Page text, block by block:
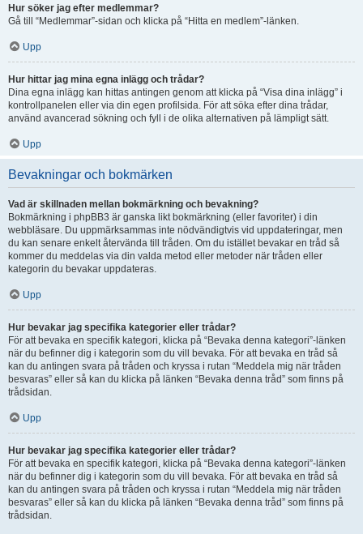
Hur söker jag efter medlemmar?
Gå till “Medlemmar”-sidan och klicka på “Hitta en medlem”-länken.
Upp
Hur hittar jag mina egna inlägg och trådar?
Dina egna inlägg kan hittas antingen genom att klicka på “Visa dina inlägg” i
kontrollpanelen eller via din egen profilsida. För att söka efter dina trådar,
använd avancerad sökning och fyll i de olika alternativen på lämpligt sätt.
Upp
Bevakningar och bokmärken
Vad är skillnaden mellan bokmärkning och bevakning?
Bokmärkning i phpBB3 är ganska likt bokmärkning (eller favoriter) i din
webbläsare. Du uppmärksammas inte nödvändigtvis vid uppdateringar, men
du kan senare enkelt återvända till tråden. Om du istället bevakar en tråd så
kommer du meddelas via din valda metod eller metoder när tråden eller
kategorin du bevakar uppdateras.
Upp
Hur bevakar jag specifika kategorier eller trådar?
För att bevaka en specifik kategori, klicka på “Bevaka denna kategori”-länken
när du befinner dig i kategorin som du vill bevaka. För att bevaka en tråd så
kan du antingen svara på tråden och kryssa i rutan “Meddela mig när tråden
besvaras” eller så kan du klicka på länken “Bevaka denna tråd” som finns på
trådsidan.
Upp
Hur bevakar jag specifika kategorier eller trådar?
För att bevaka en specifik kategori, klicka på “Bevaka denna kategori”-länken
när du befinner dig i kategorin som du vill bevaka. För att bevaka en tråd så
kan du antingen svara på tråden och kryssa i rutan “Meddela mig när tråden
besvaras” eller så kan du klicka på länken “Bevaka denna tråd” som finns på
trådsidan.